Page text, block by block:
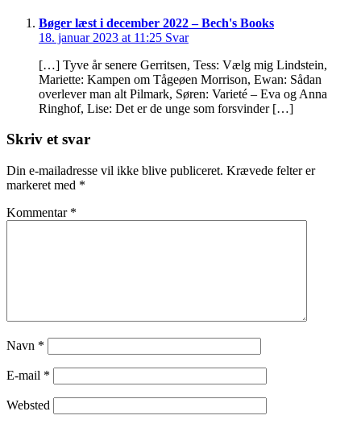
Bøger læst i december 2022 – Bech's Books
18. januar 2023 at 11:25 Svar
[…] Tyve år senere Gerritsen, Tess: Vælg mig Lindstein,
Mariette: Kampen om Tågeøen Morrison, Ewan: Sådan
overlever man alt Pilmark, Søren: Varieté – Eva og Anna
Ringhof, Lise: Det er de unge som forsvinder […]
Skriv et svar
Din e-mailadresse vil ikke blive publiceret. Krævede felter er
markeret med *
Kommentar *
Navn *
E-mail *
Websted